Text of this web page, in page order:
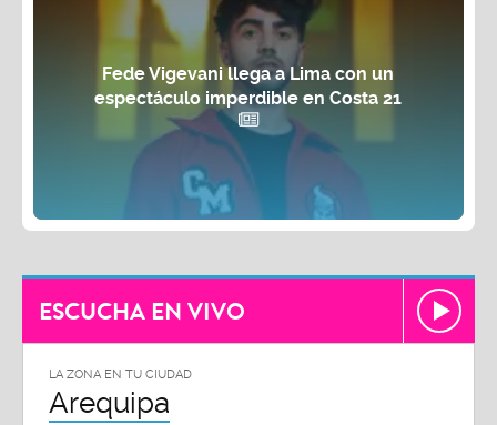
Fede Vigevani llega a Lima con un
espectáculo imperdible en Costa 21
ESCUCHA EN VIVO
LA ZONA EN TU CIUDAD
Arequipa